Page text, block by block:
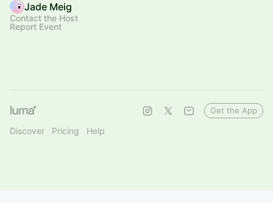
Jade Meig
Contact the Host
Report Event
Discover Pricing Help
Get the App